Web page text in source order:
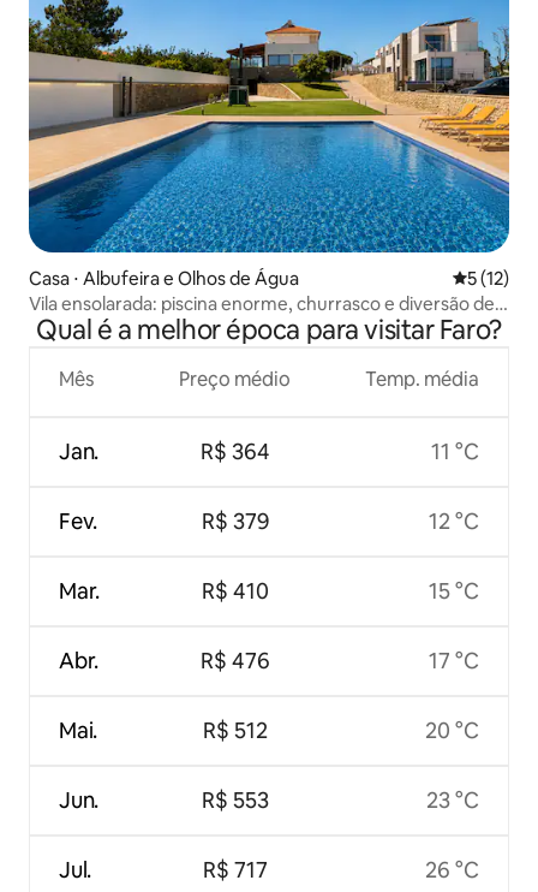
Casa ⋅ Albufeira e Olhos de Água 5 de uma
5 (12)
Vila ensolarada: piscina enorme, churrasco e diversão de
pingue-pongue
Qual é a melhor época para visitar Faro?
Mês
Jan.
Fev.
Mar.
Abr.
Mai.
Jun.
Jul.
Preço médio
R$ 364
R$ 379
R$ 410
R$ 476
R$ 512
R$ 553
R$ 717
Temp. média
11 °C
12 °C
15 °C
17 °C
20 °C
23 °C
26 °C